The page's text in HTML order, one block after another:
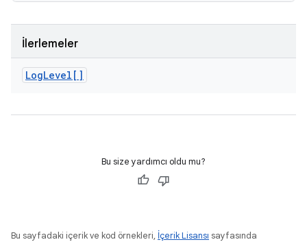
İlerlemeler
LogLevel[]
Bu size yardımcı oldu mu?
Bu sayfadaki içerik ve kod örnekleri, İçerik Lisansı sayfasında